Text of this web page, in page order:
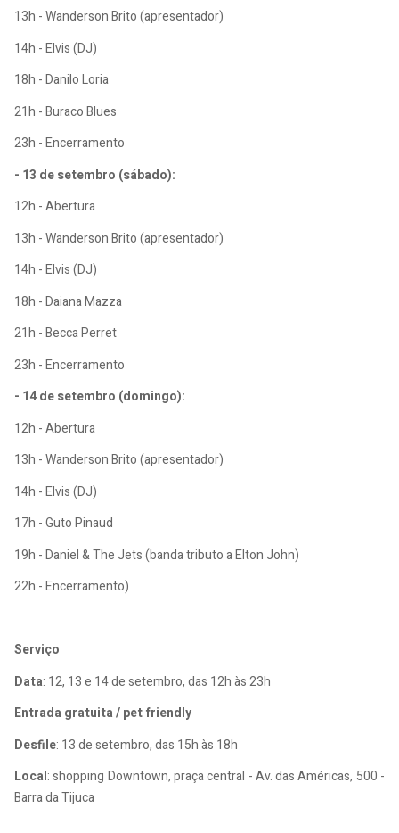
13h - Wanderson Brito (apresentador)
14h - Elvis (DJ)
18h - Danilo Loria
21h - Buraco Blues
23h - Encerramento
- 13 de setembro (sábado):
12h - Abertura
13h - Wanderson Brito (apresentador)
14h - Elvis (DJ)
18h - Daiana Mazza
21h - Becca Perret
23h - Encerramento
- 14 de setembro (domingo):
12h - Abertura
13h - Wanderson Brito (apresentador)
14h - Elvis (DJ)
17h - Guto Pinaud
19h - Daniel & The Jets (banda tributo a Elton John)
22h - Encerramento)
Serviço
Data: 12, 13 e 14 de setembro, das 12h às 23h
Entrada gratuita / pet friendly
Desfile: 13 de setembro, das 15h às 18h
Local: shopping Downtown, praça central - Av. das Américas, 500 -
Barra da Tijuca